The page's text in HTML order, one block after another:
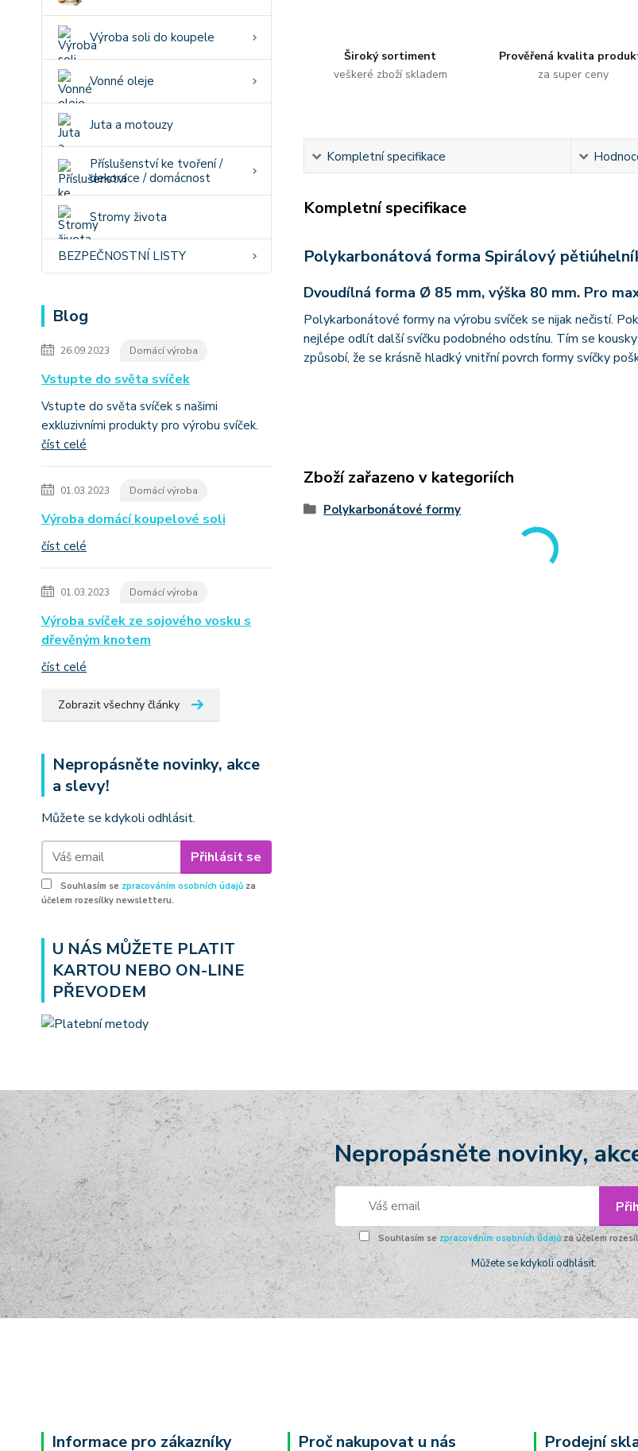
Výroba soli do koupele
Vonné oleje
Juta a motouzy
Příslušenství ke tvoření /
dekorace / domácnost
Stromy života
BEZPEČNOSTNÍ LISTY
Blog
26.09.2023 Domácí výroba
Vstupte do světa svíček
Vstupte do světa svíček s našimi
exkluzivními produkty pro výrobu svíček.
číst celé
01.03.2023 Domácí výroba
Výroba domácí koupelové soli
číst celé
01.03.2023 Domácí výroba
Výroba svíček ze sojového vosku s
dřevěným knotem
číst celé
Zobrazit všechny články
Nepropásněte novinky, akce
a slevy!
Můžete se kdykoli odhlásit.
Přihlásit se
Souhlasím se zpracováním osobních údajů za
účelem rozesílky newsletteru.
U NÁS MŮŽETE PLATIT
KARTOU NEBO ON-LINE
PŘEVODEM
Široký sortiment
veškeré zboží skladem
Prověřená kvalita
za super ceny
Kompletní specifikace
Kompletní specifikace
Polykarbonátová forma Spirálový
Dvoudílná forma Ø 85 mm, výška 80 mm. Pro
Polykarbonátové formy na výrobu svíček se nijak nečistí.
nejlépe odlít další svíčku podobného odstínu. Tím se
způsobí, že se krásně hladký vnitřní povrch formy svíčky
Zboží zařazeno v kategoriích
Polykarbonátové formy
Nepropásněte novinky,
Souhlasím se zpracováním osobních údajůza účelem
Můžete se kdykoli odhlásit.
Informace pro zákazníky Proč nakupovat u nás Prodejní